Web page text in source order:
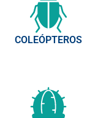
COLEÓPTEROS